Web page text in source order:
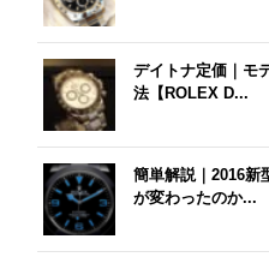
デイトナ定価｜モ
法【ROLEX D...
簡単解説｜2016新
が変わったのか...